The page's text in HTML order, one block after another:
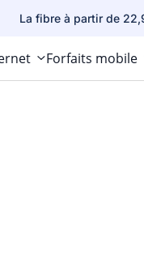
La fibre à partir de
Forfaits mobile